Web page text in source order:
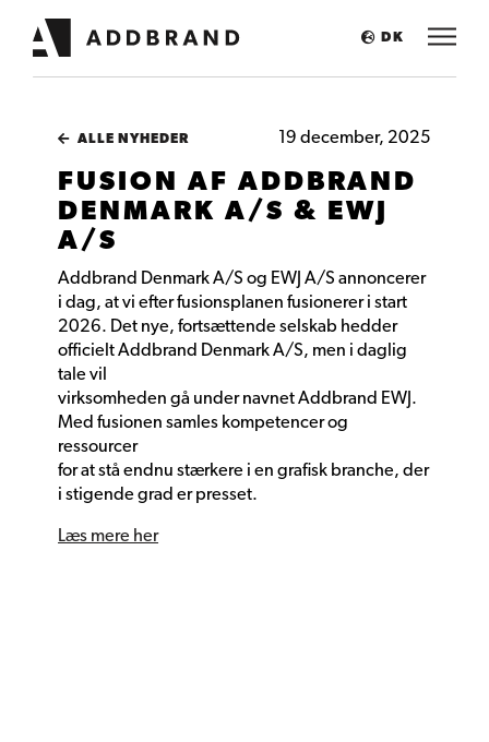
DK
ALLE NYHEDER 19 december, 2025
FUSION AF ADDBRAND
DENMARK A/S & EWJ
A/S
Addbrand Denmark A/S og EWJ A/S annoncerer
i dag, at vi efter fusionsplanen fusionerer i start
2026. Det nye, fortsættende selskab hedder
officielt Addbrand Denmark A/S, men i daglig
tale vil
virksomheden gå under navnet Addbrand EWJ.
Med fusionen samles kompetencer og
ressourcer
for at stå endnu stærkere i en grafisk branche, der
i stigende grad er presset.
Læs mere her